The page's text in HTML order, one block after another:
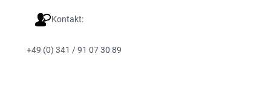
Kontakt:
+49 (0) 341 / 91 07 30 89